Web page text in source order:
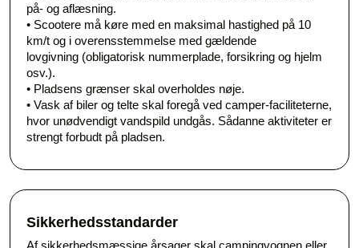
på- og aflæsning.
• Scootere må køre med en maksimal hastighed på 10
km/t og i overensstemmelse med gældende
lovgivning (obligatorisk nummerplade, forsikring og hjelm
osv.).
• Pladsens grænser skal overholdes nøje.
• Vask af biler og telte skal foregå ved camper-faciliteterne,
hvor unødvendigt vandspild undgås. Sådanne aktiviteter er
strengt forbudt på pladsen.
Sikkerhedsstandarder
Af sikkerhedsmæssige årsager skal campingvognen eller